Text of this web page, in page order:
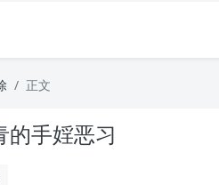
正文
的手婬恶习